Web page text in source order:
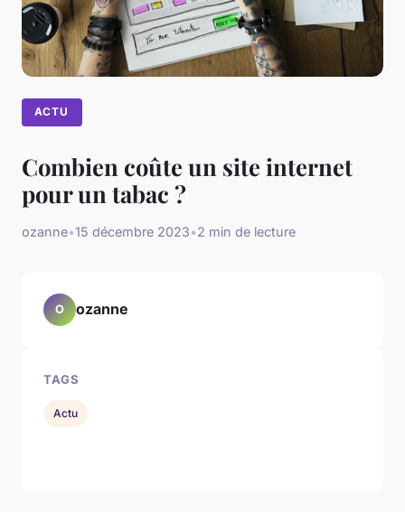
ACTU
Combien coûte un site internet
pour un tabac ?
ozanne•15 décembre 2023•2 min de lecture
O ozanne
TAGS
Actu